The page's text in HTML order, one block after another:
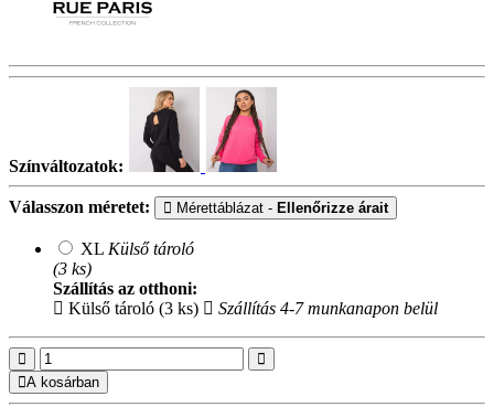
Színváltozatok:
Válasszon méretet: Mérettáblázat - Ellenőrizze árait
XL Külső tároló
(3 ks)
Szállítás az otthoni:
Külső tároló (3 ks)
Szállítás 4-7 munkanapon belül
A kosárban